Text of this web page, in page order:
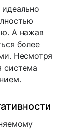
идеально
А нажав
более
Несмотря
система